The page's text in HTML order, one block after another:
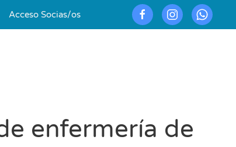
Acceso Socias/os
enfermería de